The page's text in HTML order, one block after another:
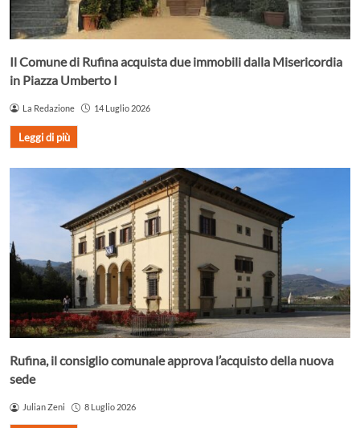
Il Comune di Rufina acquista due immobili dalla Misericordia
in Piazza Umberto I
La Redazione 14 Luglio 2026
Leggi di più
Rufina, il consiglio comunale approva l’acquisto della nuova
sede
Julian Zeni 8 Luglio 2026